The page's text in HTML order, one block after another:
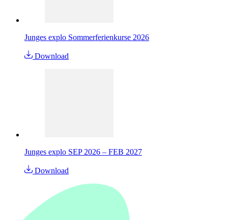
Junges explo Sommerferienkurse 2026
Download
Junges explo SEP 2026 – FEB 2027
Download